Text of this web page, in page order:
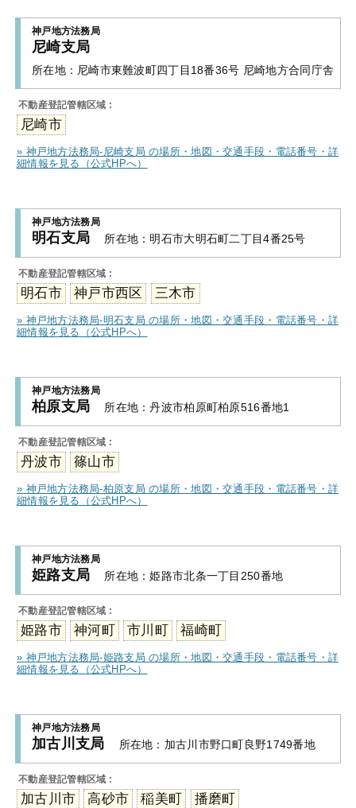
神戸地方法務局
尼崎支局
所在地： 尼崎市東難波町四丁目18番36号 尼崎地方合同庁舎
不動産登記管轄区域 :
尼崎市
» 神戸地方法務局-尼崎支局 の場所・地図・交通手段・電話番号・詳
細情報を見る（公式HPへ）
神戸地方法務局
明石支局 所在地： 明石市大明石町二丁目4番25号
不動産登記管轄区域 :
明石市 神戸市西区 三木市
» 神戸地方法務局-明石支局 の場所・地図・交通手段・電話番号・詳
細情報を見る（公式HPへ）
神戸地方法務局
柏原支局 所在地：丹波市柏原町柏原516番地1
不動産登記管轄区域 :
丹波市 篠山市
» 神戸地方法務局-柏原支局 の場所・地図・交通手段・電話番号・詳
細情報を見る（公式HPへ）
神戸地方法務局
姫路支局 所在地：姫路市北条一丁目250番地
不動産登記管轄区域 :
姫路市 神河町 市川町 福崎町
» 神戸地方法務局-姫路支局 の場所・地図・交通手段・電話番号・詳
細情報を見る（公式HPへ）
神戸地方法務局
加古川支局 所在地： 加古川市野口町良野1749番地
不動産登記管轄区域 :
加古川市 高砂市 稲美町 播磨町